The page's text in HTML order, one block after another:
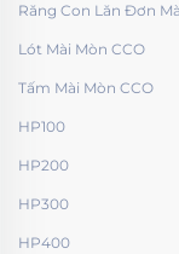
Răng Con Lăn Đơn
Lót Mài Mòn CCO
Tấm Mài Mòn CCO
HP100
HP200
HP300
HP400